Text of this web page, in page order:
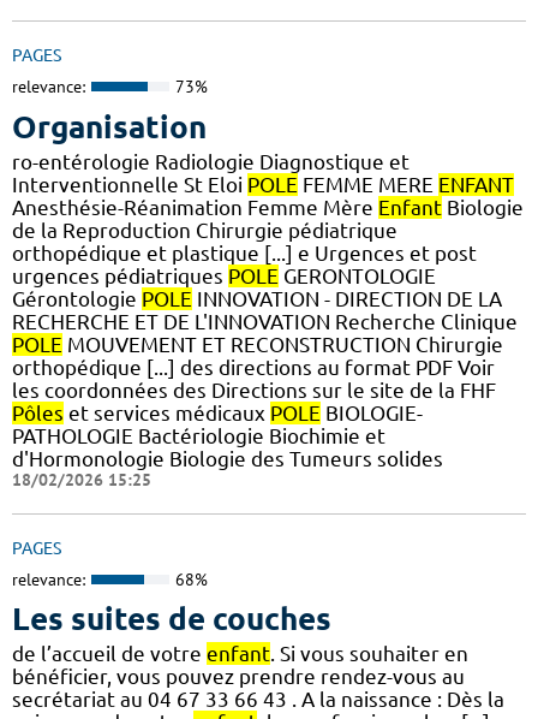
PAGES
relevance: 73%
Organisation
ro-entérologie Radiologie Diagnostique et
Interventionnelle St Eloi POLE FEMME MERE ENFANT
Anesthésie-Réanimation Femme Mère Enfant Biologie
de la Reproduction Chirurgie pédiatrique
orthopédique et plastique [...] e Urgences et post
urgences pédiatriques POLE GERONTOLOGIE
Gérontologie POLE INNOVATION - DIRECTION DE LA
RECHERCHE ET DE L'INNOVATION Recherche Clinique
POLE MOUVEMENT ET RECONSTRUCTION Chirurgie
orthopédique [...] des directions au format PDF Voir
les coordonnées des Directions sur le site de la FHF
Pôles et services médicaux POLE BIOLOGIE-
PATHOLOGIE Bactériologie Biochimie et
d'Hormonologie Biologie des Tumeurs solides
18/02/2026 15:25
PAGES
relevance: 68%
Les suites de couches
de l’accueil de votre enfant. Si vous souhaiter en
bénéficier, vous pouvez prendre rendez-vous au
secrétariat au 04 67 33 66 43 . A la naissance : Dès la